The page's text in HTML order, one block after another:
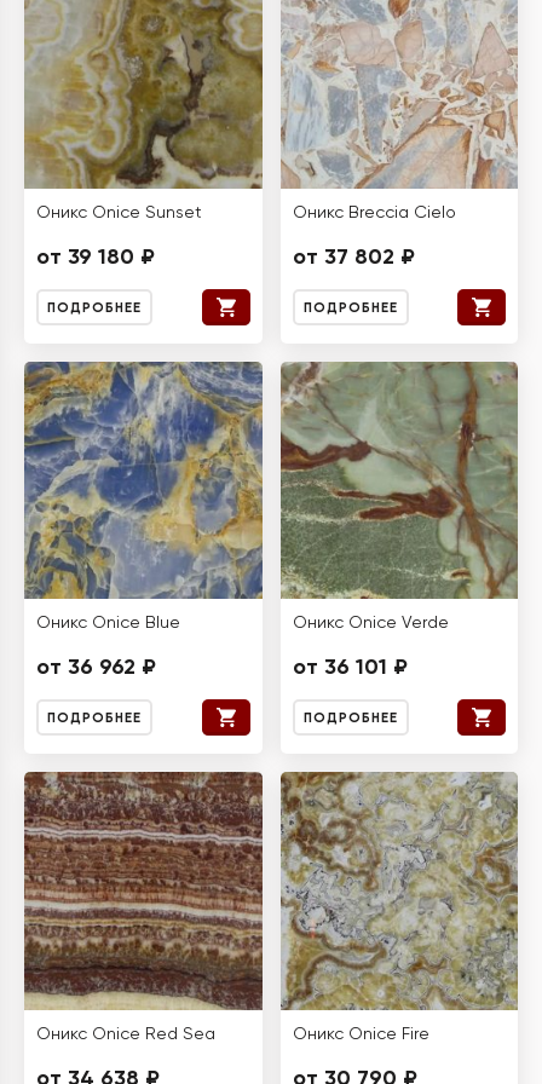
Оникс Onice Sunset
от 39 180 ₽
ПОДРОБНЕЕ
Оникс Breccia Cielo
от 37 802 ₽
ПОДРОБНЕЕ
Оникс Onice Blue
от 36 962 ₽
ПОДРОБНЕЕ
Оникс Onice Verde
от 36 101 ₽
ПОДРОБНЕЕ
Оникс Onice Red Sea
от 34 638 ₽
Оникс Onice Fire
от 30 790 ₽